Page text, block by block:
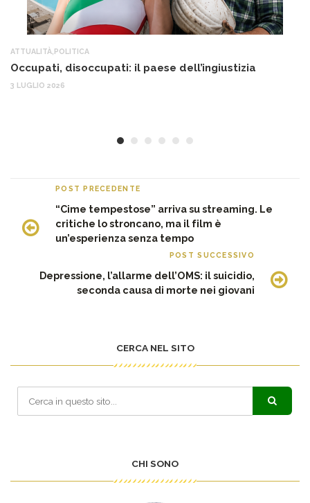
ATTUALITÀ POLITICA
Occupati, disoccupati: il paese dell’ingiustizia
3 LUGLIO 2026
POST PRECEDENTE
“Cime tempestose” arriva su streaming. Le
critiche lo stroncano, ma il film è
un’esperienza senza tempo
POST SUCCESSIVO
Depressione, l’allarme dell’OMS: il suicidio,
seconda causa di morte nei giovani
CERCA NEL SITO
CHI SONO